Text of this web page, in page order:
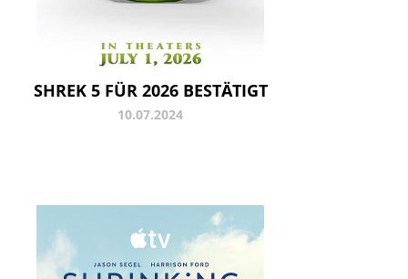
SHREK 5 FÜR 2026 BESTÄTIGT
10.07.2024